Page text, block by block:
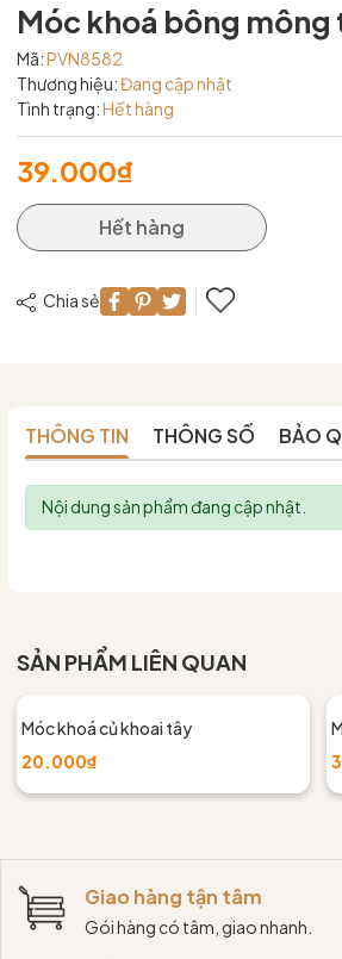
Móc khoá bông mông
Mã:PVN8582
Thương hiệu:Đang cập nhật
Tình trạng:Hết hàng
39.000₫
Hết hàng
Chia sẻ
THÔNG TIN THÔNG SỐ BẢO
Nội dung sản phẩm đang cập nhật.
SẢN PHẨM LIÊN QUAN
Móc khoá củ khoai tây
20.000₫
Giao hàng tận tâm
Gói hàng có tâm, giao nhanh.